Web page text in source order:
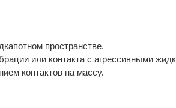
пространстве.
или контакта с агрессивными
контактов на массу.